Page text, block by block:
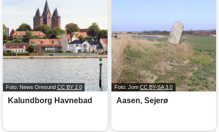
Foto: News Oresund CC BY 2.0
Kalundborg Havnebad
Foto: Jom CC BY-SA 3.0
Aasen, Sejerø